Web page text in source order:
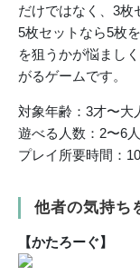
だけではなく、3枚
5枚セットなら5枚
を狙うかが悩まし
がるゲームです。
対象年齢：3才〜大
遊べる人数：2〜6
プレイ所要時間：
他者の気持ち
【かたろーぐ】